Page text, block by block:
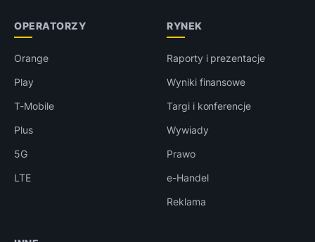
OPERATORZY
Orange
Play
T-Mobile
Plus
5G
LTE
RYNEK
Raporty i prezentacje
Wyniki finansowe
Targi i konferencje
Wywiady
Prawo
e-Handel
Reklama